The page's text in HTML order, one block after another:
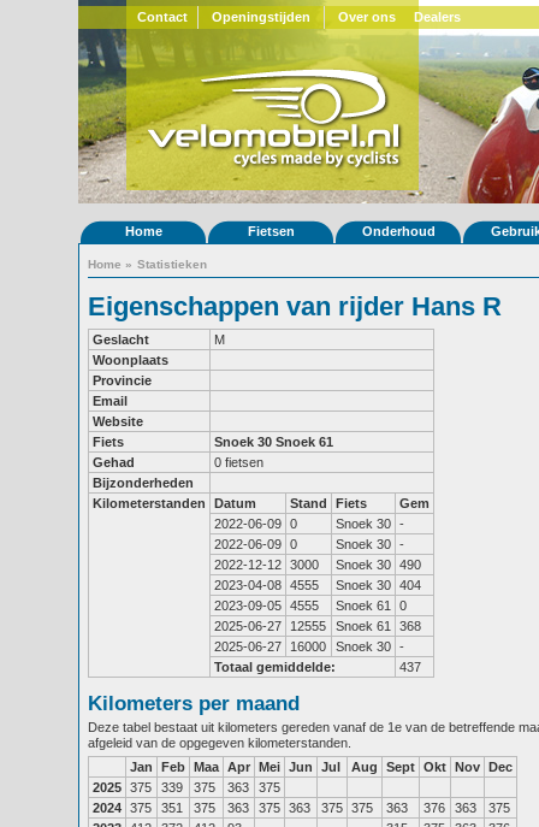
Contact Openingstijden Over ons Dealers
Home Fietsen Onderhoud
Home » Statistieken
Eigenschappen van rijder Hans R
Geslacht
M
Woonplaats
Provincie
Email
Website
Fiets
Snoek 30 Snoek 61
Gehad
0 fietsen
Bijzonderheden
Kilometerstanden
Datum Stand Fiets
Gem
2022-06-09 0 Snoek 30 -
2022-06-09 0 Snoek 30 -
2022-12-12 3000 Snoek 30 490
2023-04-08 4555 Snoek 30 404
2023-09-05 4555 Snoek 61
0
2025-06-27
12555 Snoek 61
368
2025-06-27
16000 Snoek 30 -
Totaal gemiddelde:
437
Kilometers per maand
Deze tabel bestaat uit kilometers gereden vanaf de 1e van de betreffende
afgeleid van de opgegeven kilometerstanden.
Jan
Feb Maa Apr Mei Jun Jul Aug Sept Okt Nov Dec
2025 375 339 375 363
375
2024 375 351 375 363 375 363 375 375 363 376 363
375